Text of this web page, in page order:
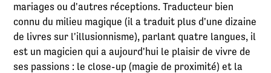
mariages ou d'autres réceptions. Traducteur bien
connu du milieu magique (il a traduit plus d'une dizaine
de livres sur l'illusionnisme), parlant quatre langues, il
est un magicien qui a aujourd'hui le plaisir de vivre de
ses passions : le close-up (magie de proximité) et la